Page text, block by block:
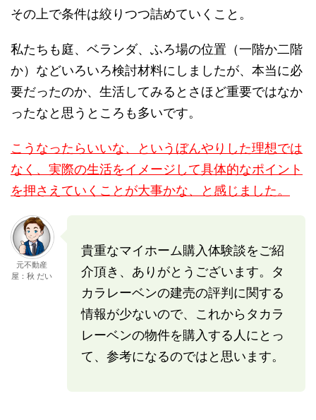
その上で条件は絞りつつ詰めていくこと。
私たちも庭、ベランダ、ふろ場の位置（一階か二階
か）などいろいろ検討材料にしましたが、本当に必
要だったのか、生活してみるとさほど重要ではなか
ったなと思うところも多いです。
こうなったらいいな、というぼんやりした理想では
なく、実際の生活をイメージして具体的なポイント
を押さえていくことが大事かな、と感じました。
元不動産
屋：秋 だい
貴重なマイホーム購入体験談をご紹
介頂き、ありがとうございます。タ
カラレーベンの建売の評判に関する
情報が少ないので、これからタカラ
レーベンの物件を購入する人にとっ
て、参考になるのではと思います。